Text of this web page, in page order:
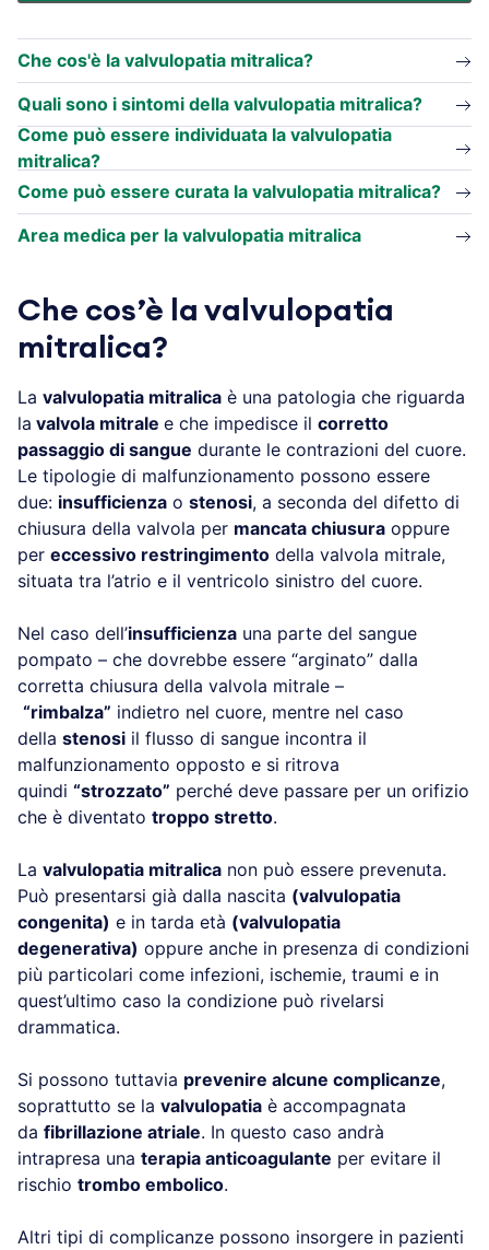
Che cos'è la valvulopatia mitralica?
Quali sono i sintomi della valvulopatia mitralica?
Come può essere individuata la valvulopatia
mitralica?
Come può essere curata la valvulopatia mitralica?
Area medica per la valvulopatia mitralica
Che cos’è la valvulopatia
mitralica?
La valvulopatia mitralica è una patologia che riguarda
la valvola mitrale e che impedisce il corretto
passaggio di sangue durante le contrazioni del cuore.
Le tipologie di malfunzionamento possono essere
due: insufficienza o stenosi, a seconda del difetto di
chiusura della valvola per mancata chiusura oppure
per eccessivo restringimento della valvola mitrale,
situata tra l’atrio e il ventricolo sinistro del cuore.
Nel caso dell’insufficienza una parte del sangue
pompato – che dovrebbe essere “arginato” dalla
corretta chiusura della valvola mitrale –
“rimbalza” indietro nel cuore, mentre nel caso
della stenosi il flusso di sangue incontra il
malfunzionamento opposto e si ritrova
quindi “strozzato” perché deve passare per un orifizio
che è diventato troppo stretto.
La valvulopatia mitralica non può essere prevenuta.
Può presentarsi già dalla nascita (valvulopatia
congenita) e in tarda età (valvulopatia
degenerativa) oppure anche in presenza di condizioni
più particolari come infezioni, ischemie, traumi e in
quest’ultimo caso la condizione può rivelarsi
drammatica.
Si possono tuttavia prevenire alcune complicanze,
soprattutto se la valvulopatia è accompagnata
da fibrillazione atriale. In questo caso andrà
intrapresa una terapia anticoagulante per evitare il
rischio trombo embolico.
Altri tipi di complicanze possono insorgere in pazienti